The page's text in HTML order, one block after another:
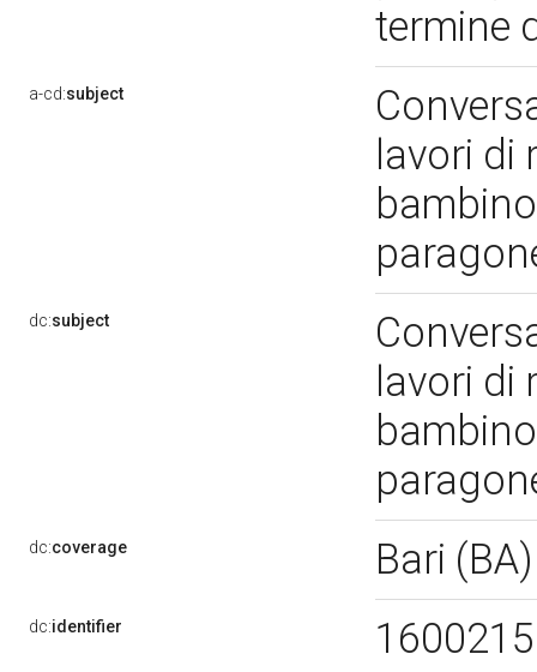
termine
a-cd:subject
lavori
dc:subject
lavori
dc:coverage Bari
dc:identifier